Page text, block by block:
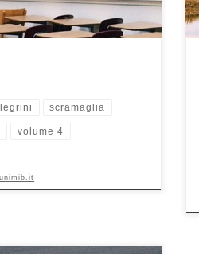
scramaglia
volume 4